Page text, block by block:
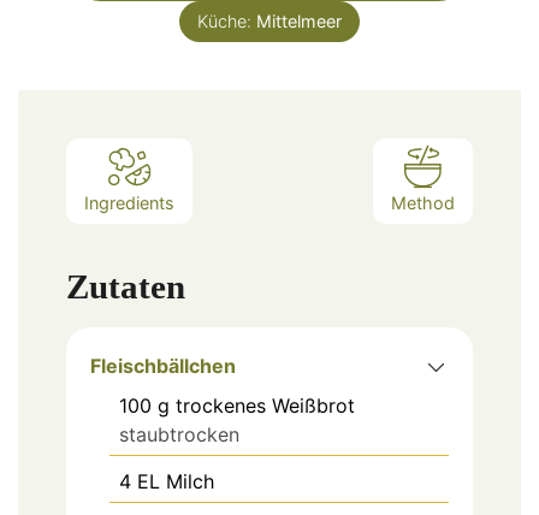
Küche: Mittelmeer
Ingredients Method
Zutaten
Fleischbällchen
100 g trockenes Weißbrot
staubtrocken
4 EL Milch